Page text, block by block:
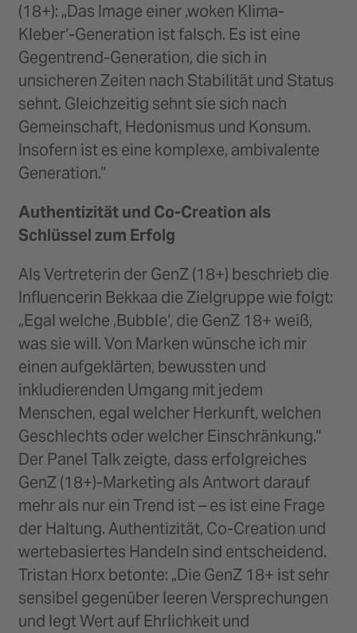
(18+): „Das Image einer ‚woken Klima-
Kleber‘-Generation ist falsch. Es ist eine
Gegentrend-Generation, die sich in
unsicheren Zeiten nach Stabilität und Status
sehnt. Gleichzeitig sehnt sie sich nach
Gemeinschaft, Hedonismus und Konsum.
Insofern ist es eine komplexe, ambivalente
Generation.“
Authentizität und Co-Creation als
Schlüssel zum Erfolg
Als Vertreterin der GenZ (18+) beschrieb die
Influencerin Bekkaa die Zielgruppe wie folgt:
„Egal welche ‚Bubble‘, die GenZ 18+ weiß,
was sie will. Von Marken wünsche ich mir
einen aufgeklärten, bewussten und
inkludierenden Umgang mit jedem
Menschen, egal welcher Herkunft, welchen
Geschlechts oder welcher Einschränkung.“
Der Panel Talk zeigte, dass erfolgreiches
GenZ (18+)-Marketing als Antwort darauf
mehr als nur ein Trend ist – es ist eine Frage
der Haltung. Authentizität, Co-Creation und
wertebasiertes Handeln sind entscheidend.
Tristan Horx betonte: „Die GenZ 18+ ist sehr
sensibel gegenüber leeren Versprechungen
und legt Wert auf Ehrlichkeit und